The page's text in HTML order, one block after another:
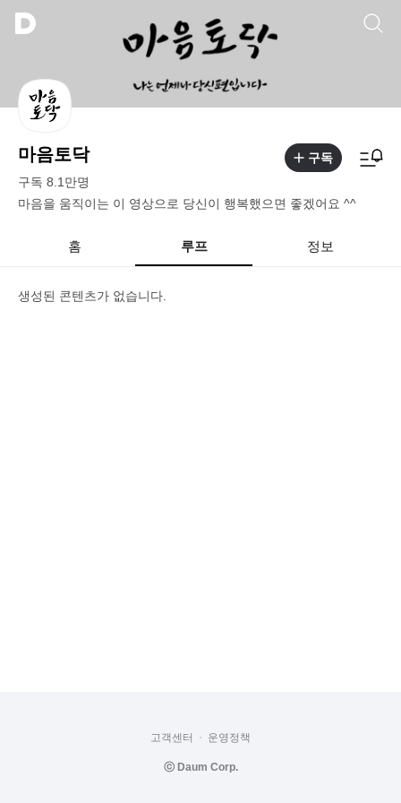
마음토닥
구독 8.1만명
마음을 움직이는 이 영상으로 당신이 행복했으면 좋겠어요 ^^
구독
홈 루프 정보
생성된 콘텐츠가 없습니다.
고객센터 운영정책
ⓒ Daum Corp.